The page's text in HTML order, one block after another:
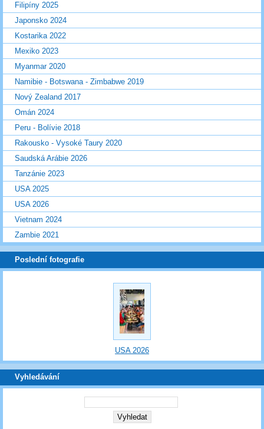
Filipíny 2025
Japonsko 2024
Kostarika 2022
Mexiko 2023
Myanmar 2020
Namibie - Botswana - Zimbabwe 2019
Nový Zealand 2017
Omán 2024
Peru - Bolívie 2018
Rakousko - Vysoké Taury 2020
Saudská Arábie 2026
Tanzánie 2023
USA 2025
USA 2026
Vietnam 2024
Zambie 2021
Poslední fotografie
USA 2026
Vyhledávání